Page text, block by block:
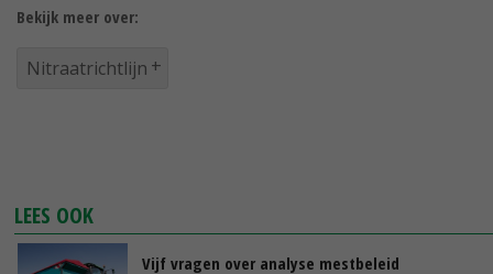
Bekijk meer over:
Nitraatrichtlijn
LEES OOK
Vijf vragen over analyse mestbeleid